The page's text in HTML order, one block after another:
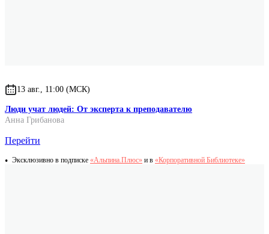
13 авг., 11:00 (МСК)
Люди учат людей: От эксперта к преподавателю
Анна Грибанова
Перейти
Эксклюзивно в подписке «Альпина.Плюс» и в «Корпоративной Библиотеке»